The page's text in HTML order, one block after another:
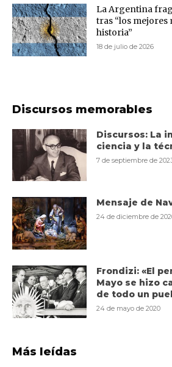
La Argentina
tras “los mejores
historia”
18 de julio de 2026
Discursos memorables
Discursos: La
ciencia y la
7 de septiembre de
Mensaje de
24 de diciembre de
Frondizi: «El
Mayo se hizo
de todo un
24 de mayo de 2020
Más leídas